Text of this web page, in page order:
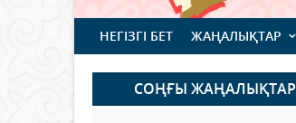
НЕГІЗГІ БЕТ ЖАҢАЛЫҚТАР
СОҢҒЫ ЖАҢАЛЫҚТАР